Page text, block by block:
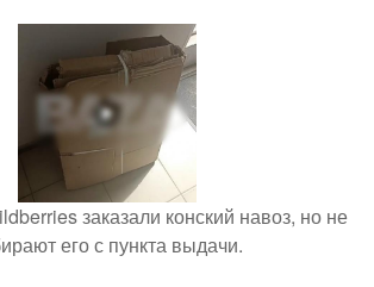
заказали конский навоз, но не
его с пункта выдачи.